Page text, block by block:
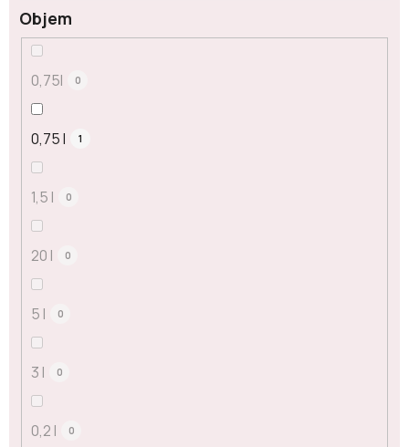
Objem
0,75l 0
0,75 l 1
1,5 l 0
20 l 0
5 l 0
3 l 0
0,2 l 0